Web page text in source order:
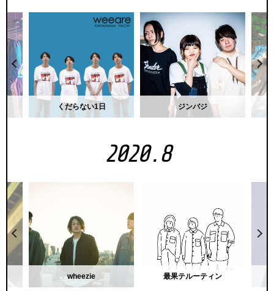
くだらない1日 ジンバジ
2020.8
wheezie 最果テルーティン